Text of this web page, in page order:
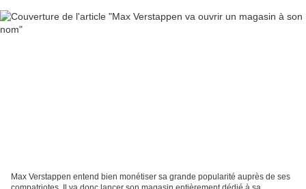
Max Verstappen entend bien monétiser sa grande popularité auprès de ses